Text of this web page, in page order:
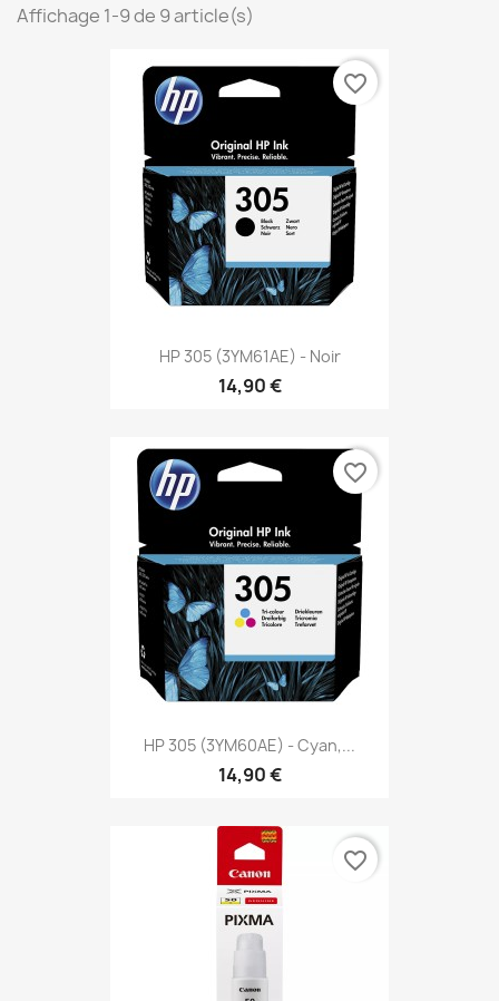
Affichage 1-9 de 9 article(s)
HP 305 (3YM61AE) - Noir
14,90 €
favorite_border
HP 305 (3YM60AE) - Cyan,...
14,90 €
favorite_border
favorite_border